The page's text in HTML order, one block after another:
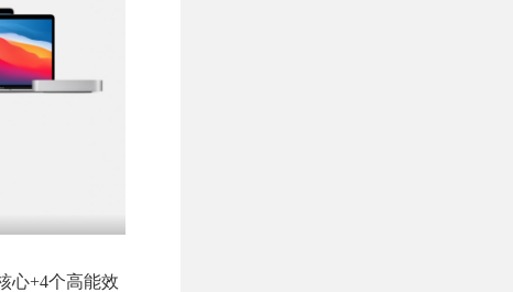
心+4个高能效